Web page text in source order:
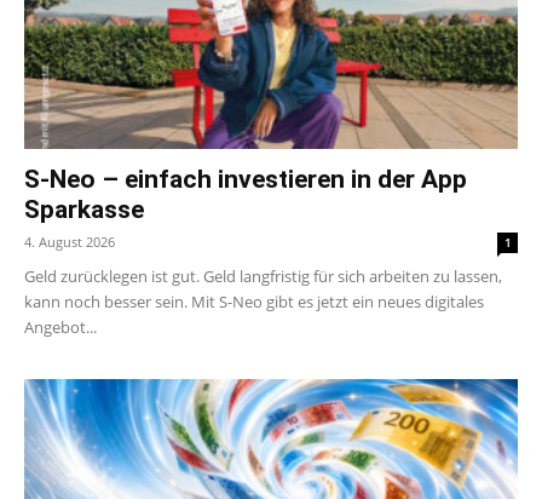
S-Neo – einfach investieren in der App
Sparkasse
4. August 2026 1
Geld zurücklegen ist gut. Geld langfristig für sich arbeiten zu lassen,
kann noch besser sein. Mit S-Neo gibt es jetzt ein neues digitales
Angebot...